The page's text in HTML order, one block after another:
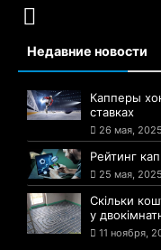
Недавние новости
Капперы
ставках
26 мая, 2025
Рейтинг
25 мая, 2025
Скільки
у
11 ноября,